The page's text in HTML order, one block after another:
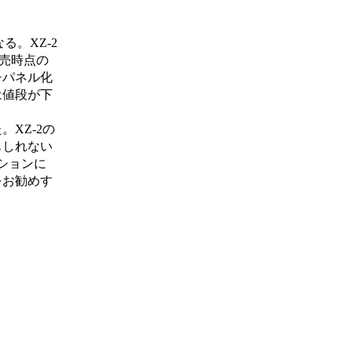
。XZ-2
時点の
ネル化
段が下
XZ-2の
れない
ョンに
勧めす